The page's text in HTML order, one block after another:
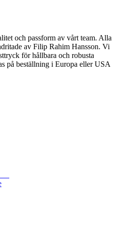
och passform av vårt team. Alla
av Filip Rahim Hansson. Vi
för hållbara och robusta
på beställning i Europa eller USA